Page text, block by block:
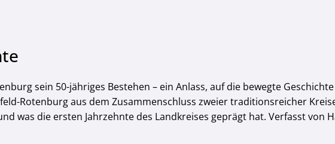
sein 50-jähriges Bestehen – ein Anlass, auf die bewegte
Rotenburg aus dem Zusammenschluss zweier traditionsreicher
was die ersten Jahrzehnte des Landkreises geprägt hat. Verfasst von